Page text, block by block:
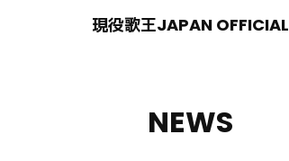
現役歌王JAPAN OFFICIAL
NEWS